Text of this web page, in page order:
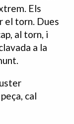
Els
el torn. Dues
al torn, i
a la
cal